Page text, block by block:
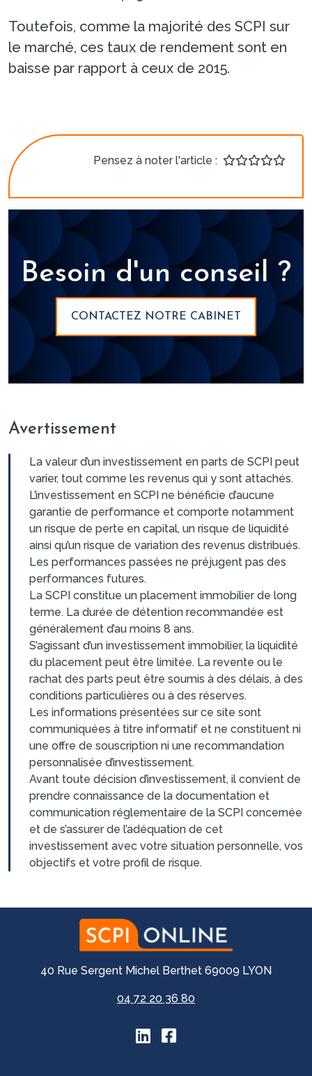
Toutefois, comme la majorité des SCPI sur
le marché, ces taux de rendement sont en
baisse par rapport à ceux de 2015.
Pensez à noter l'article :
Besoin d'un conseil ?
CONTACTEZ NOTRE CABINET
Avertissement
La valeur d’un investissement en parts de SCPI peut
varier, tout comme les revenus qui y sont attachés.
L’investissement en SCPI ne bénéficie d’aucune
garantie de performance et comporte notamment
un risque de perte en capital, un risque de liquidité
ainsi qu’un risque de variation des revenus distribués.
Les performances passées ne préjugent pas des
performances futures.
La SCPI constitue un placement immobilier de long
terme. La durée de détention recommandée est
généralement d’au moins 8 ans.
S’agissant d’un investissement immobilier, la liquidité
du placement peut être limitée. La revente ou le
rachat des parts peut être soumis à des délais, à des
conditions particulières ou à des réserves.
Les informations présentées sur ce site sont
communiquées à titre informatif et ne constituent ni
une offre de souscription ni une recommandation
personnalisée d’investissement.
Avant toute décision d’investissement, il convient de
prendre connaissance de la documentation et
communication réglementaire de la SCPI concernée
et de s’assurer de l’adéquation de cet
investissement avec votre situation personnelle, vos
objectifs et votre profil de risque.
40 Rue Sergent Michel Berthet 69009 LYON
04 72 20 36 80